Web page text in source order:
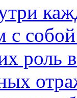
с
роль